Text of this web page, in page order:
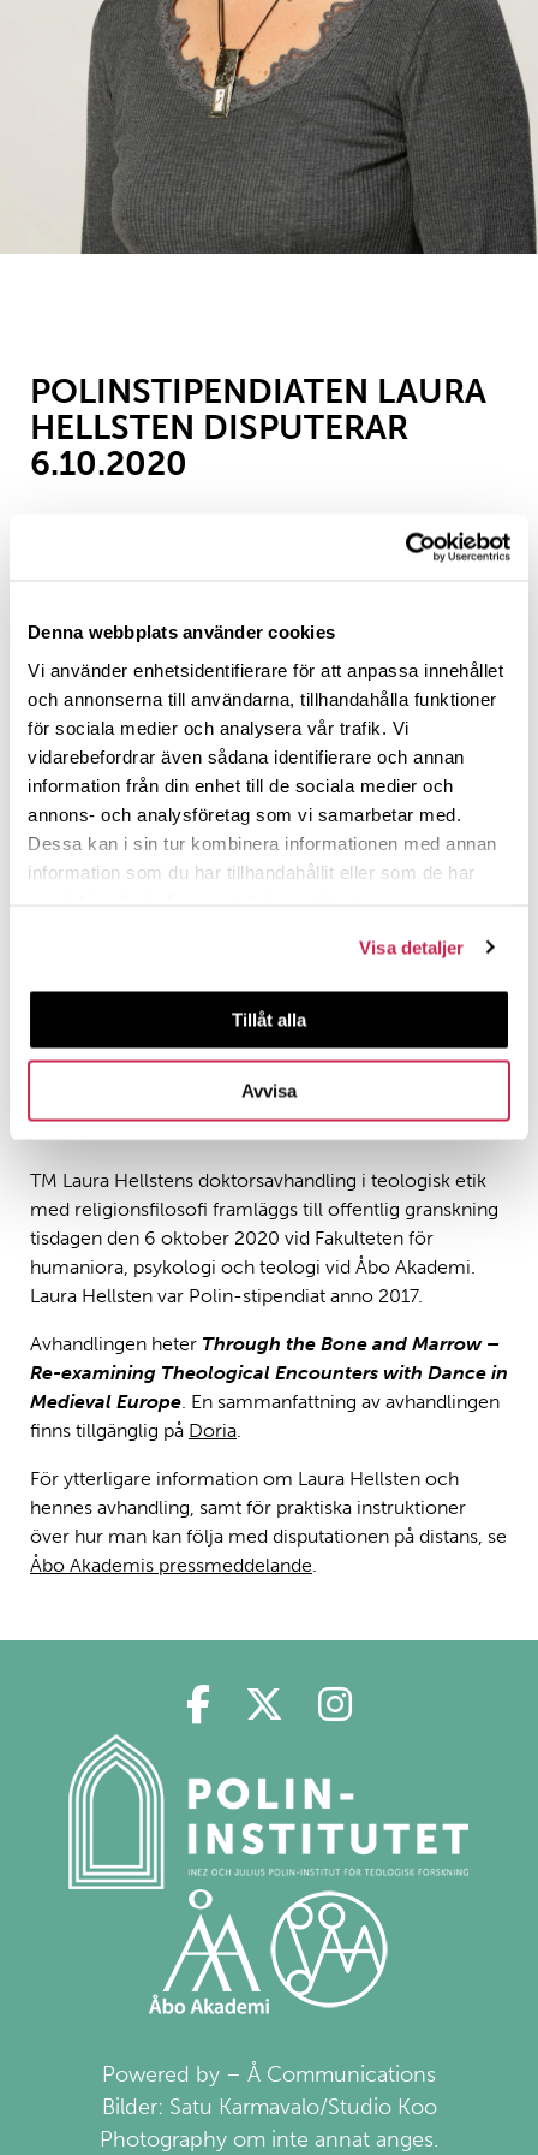
Denna webbplats använder cookies
Vi använder enhetsidentifierare för att anpassa innehållet
och annonserna till användarna, tillhandahålla funktioner
för sociala medier och analysera vår trafik. Vi
vidarebefordrar även sådana identifierare och annan
information från din enhet till de sociala medier och
annons- och analysföretag som vi samarbetar med.
Dessa kan i sin tur kombinera informationen med annan
information som du har tillhandahållit eller som de har
Visa detaljer
Tillåt alla
Avvisa
POLINSTIPENDIATEN LAURA
HELLSTEN DISPUTERAR
6.10.2020
TM Laura Hellstens doktorsavhandling i teologisk etik
med religionsfilosofi framläggs till offentlig granskning
tisdagen den 6 oktober 2020 vid Fakulteten för
humaniora, psykologi och teologi vid Åbo Akademi.
Laura Hellsten var Polin-stipendiat anno 2017.
Avhandlingen heter Through the Bone and Marrow –
Re-examining Theological Encounters with Dance in
Medieval Europe . En sammanfattning av avhandlingen
finns tillgänglig på Doria
För ytterligare information om Laura Hellsten och
hennes avhandling, samt för praktiska instruktioner
över hur man kan följa med disputationen på distans, se
Åbo Akademis pressmeddelande
Powered by – Å Communications
Bilder: Satu Karmavalo/Studio Koo
Photography om inte annat anges.